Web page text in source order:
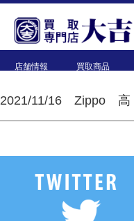
店舗情報 買取商品
2021/11/16 Zippo 高